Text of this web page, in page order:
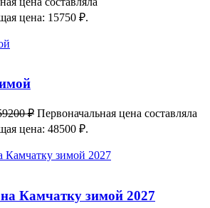
цена: 15750 ₽.
₽ Первоначальная цена составляла
цена: 48500 ₽.
Камчатку зимой 2027